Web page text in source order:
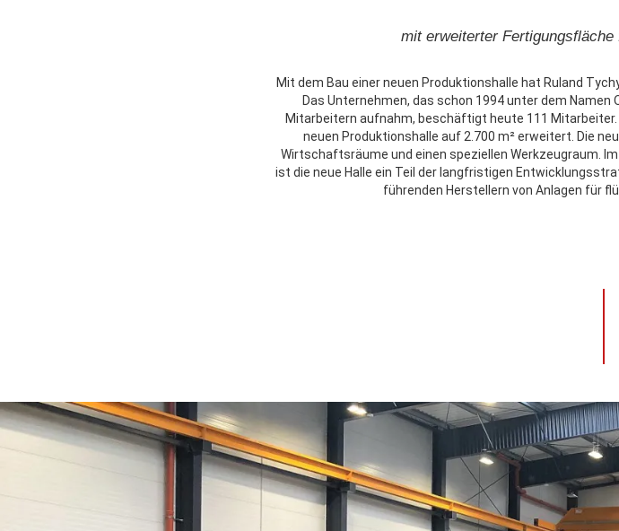
mit erweiterter Fertigungsfläche
Mit dem Bau einer neuen Produktionshalle hat Ruland
Das Unternehmen, das schon 1994 unter dem
Mitarbeitern aufnahm, beschäftigt heute 111
neuen Produktionshalle auf 2.700 m² erweitert. Die
Wirtschaftsräume und einen speziellen Werkzeugraum.
ist die neue Halle ein Teil der langfristigen
führenden Herstellern von Anlagen für